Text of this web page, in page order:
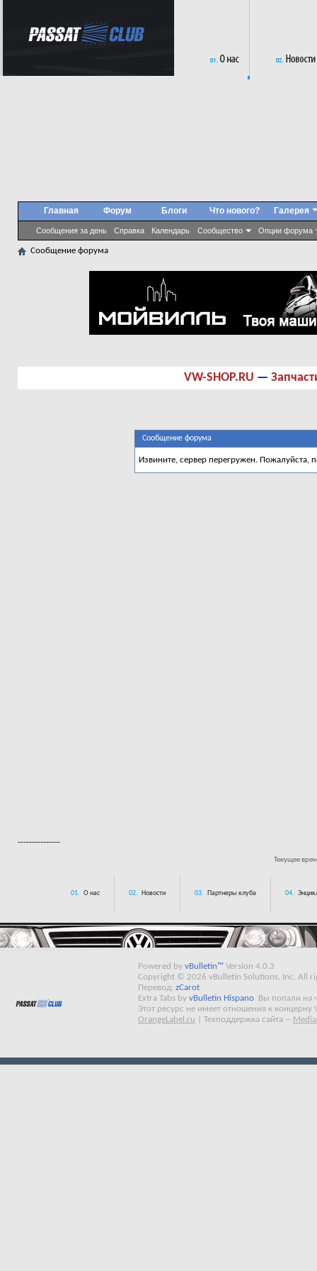
Главная Форум
Сообщения за день Справка Календарь Сообщество Опции форума
Блоги Что нового? Галерея
Сообщение форума
VW-SHOP.RU —
Сообщение форума
Извините, сервер перегружен. Пожалуйста,
---------------
Текущее
01. О нас 02. Новости 03. Партнеры клуба 04.
Powered by vBulletin™ Version 4.0.3
Copyright © 2026 vBulletin Solutions, Inc. All
Перевод: zCarot
Extra Tabs by vBulletin Hispano
Вы попали на
Этот ресурс не имеет отношения к концерну
OrangeLabel.ru
Техподдержка сайта --